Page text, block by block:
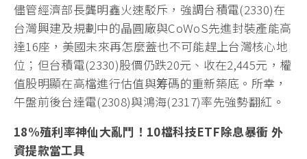
儘管經濟部長龔明鑫火速駁斥，強調台積電(2330)在
台灣興建及規劃中的晶圓廠與CoWoS先進封裝產能高
達16座，美國未來再怎麼蓋也不可能趕上台灣核心地
位；但台積電(2330)股價仍跌20元、收在2,445元，權
值股明顯在高檔進行估值與筹碼的重新築底。所幸，
午盤前後台達電(2308)與鴻海(2317)率先強勢翻紅。
18%殖利率神仙大亂鬥！10檔科技ETF除息暴衝 外
資提款當工具